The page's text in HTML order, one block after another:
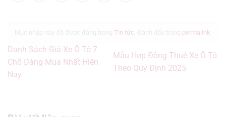
Tin tức permalink
Danh Sách Giá Xe Ô Tô 7
Chỗ Đáng Mua Nhất Hiện
Nay
Mẫu Hợp Đồng Thuê Xe Ô Tô
Theo Quy Định 2025